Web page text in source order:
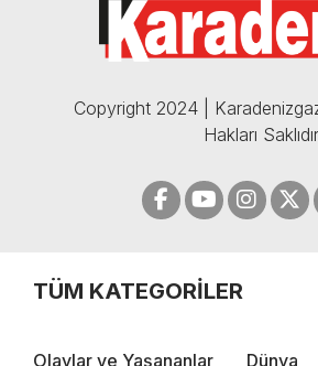
05.12.2024
Copyright 2024 |
Hakları
TÜM KATEGORİLER
Olaylar ve Yaşananlar Dünya